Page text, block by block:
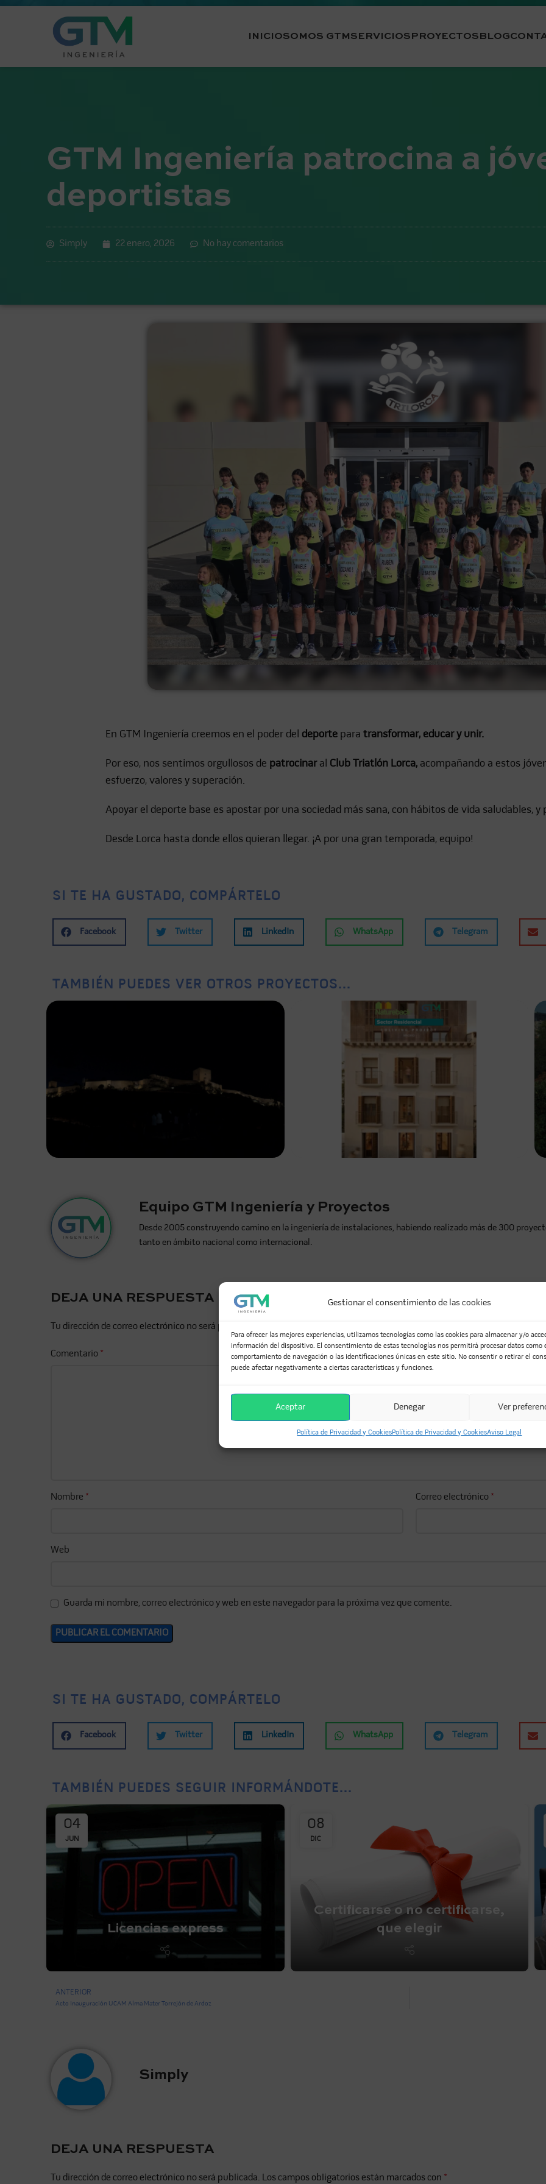
Gestionar el consentimiento de las cookies
Para ofrecer las mejores experiencias, utilizamos tecnologías como las cookies para almacenar y/o
información del dispositivo. El consentimiento de estas tecnologías nos permitirá procesar datos como
comportamiento de navegación o las identificaciones únicas en este sitio. No consentir o retirar el
puede afectar negativamente a ciertas características y funciones.
Aceptar Denegar Ver
Política de Privacidad y CookiesPolítica de Privacidad y CookiesAviso Legal
INICIOSOMOS GTMSERVICIOSPROYECTOSBLOG
GTM Ingeniería patrocina a
deportistas
Simply 22 enero, 2026 No hay comentarios
En GTM Ingeniería creemos en el poder del deportepara transformar, educar y unir.
Por eso, nos sentimos orgullosos de patrocinaral Club Triatlón Lorca,acompañando a estos
esfuerzo, valores y superación.
Apoyar el deporte base es apostar por una sociedad más sana, con hábitos de vida saludables, y
Desde Lorca hasta donde ellos quieran llegar. ¡A por una gran temporada, equipo!
SI TE HA GUSTADO, COMPÁRTELO
Facebook Twitter LinkedIn WhatsApp Telegram
TAMBIÉN PUEDES VER OTROS PROYECTOS...
Equipo GTM Ingeniería y Proyectos
Desde 2005 construyendo camino en la ingeniería de instalaciones, habiendo realizado más de 300
tanto en ámbito nacional como internacional.
DEJA UNA RESPUESTA
Tu dirección de correo electrónico no será publicada.
Comentario *
Nombre * Correo electrónico *
Web
Guarda mi nombre, correo electrónico y web en este navegador para la próxima vez que comente.
SI TE HA GUSTADO, COMPÁRTELO
Facebook Twitter LinkedIn WhatsApp Telegram
TAMBIÉN PUEDES SEGUIR INFORMÁNDOTE...
04
JUN
Licencias express
08
DIC
Certificarse o no certificarse,
que elegir
ANTERIOR
Acto Inauguración UCAM Alma Mater Torrejón de Ardoz
Simply
DEJA UNA RESPUESTA
Tu dirección de correo electrónico no será publicada. Los campos obligatorios están marcados con *